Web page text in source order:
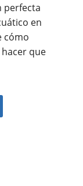
perfecta
en
cómo
que